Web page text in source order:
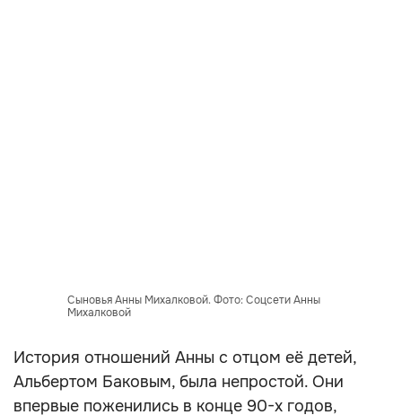
Сыновья Анны Михалковой. Фото: Соцсети Анны
Михалковой
История отношений Анны с отцом её детей,
Альбертом Баковым, была непростой. Они
впервые поженились в конце 90-х годов,